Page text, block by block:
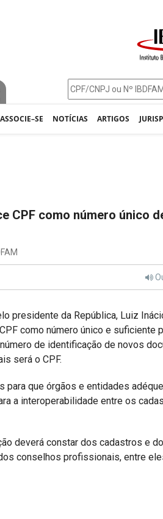
ASSOCIE–SE NOTÍCIAS ARTIGOS
CPF como número único
presidente da República, Luiz
como número único e suficiente
de identificação de novos
será o CPF.
para que órgãos e entidades
a interoperabilidade entre os
deverá constar dos cadastros e
conselhos profissionais, entre